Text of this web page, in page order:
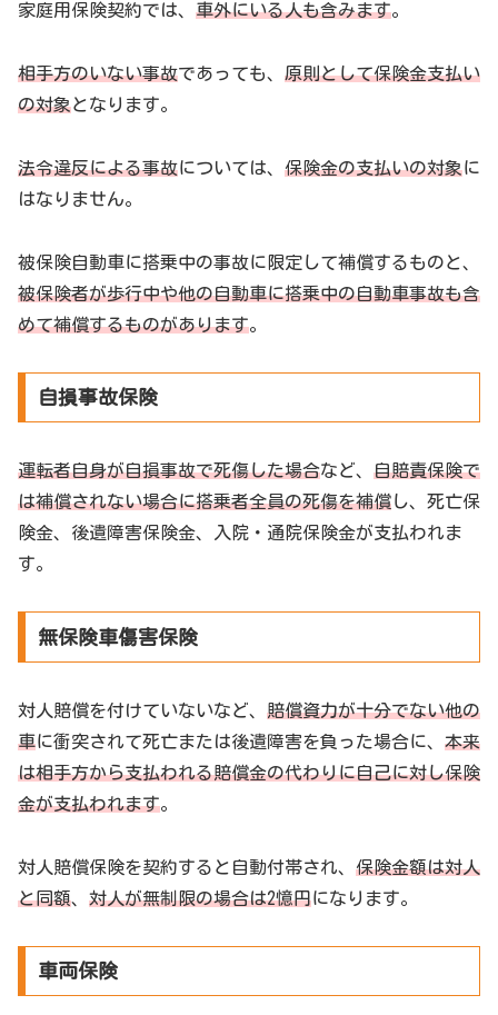
家庭用保険契約では、 車外にいる人も含みます。
相手方のいない事故であっても、 原則として保険金支払い
の対象となります。
法令違反による事故については、 保険金の支払いの対象に
はなりません。
被保険自動車に搭乗中の事故に限定して補償するものと、
被保険者が歩行中や他の自動車に搭乗中の自動車事故も含
めて補償するものがあります。
自損事故保険
運転者自身が自損事故で死傷した場合など、 自賠責保険で
は補償されない場合に搭乗者全員の死傷を補償し、死亡保
険金、後遺障害保険金、入院・通院保険金が支払われま
す。
無保険車傷害保険
対人賠償を付けていないなど、 賠償資力が十分でない他の
車に衝突されて死亡または後遺障害を負った場合に、 本来
は相手方から支払われる賠償金の代わりに自己に対し保険
金が支払われます。
対人賠償保険を契約すると自動付帯され、 保険金額は対人
と同額、 対人が無制限の場合は2憶円になります。
車両保険